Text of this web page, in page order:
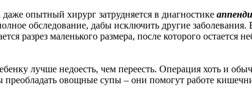
опытный хирург затрудняется в диагностике
обследование, дабы исключить другие
разрез маленького размера, после которого
лучше недоесть, чем переесть. Операция хоть и
овощные супы – они помогут работе